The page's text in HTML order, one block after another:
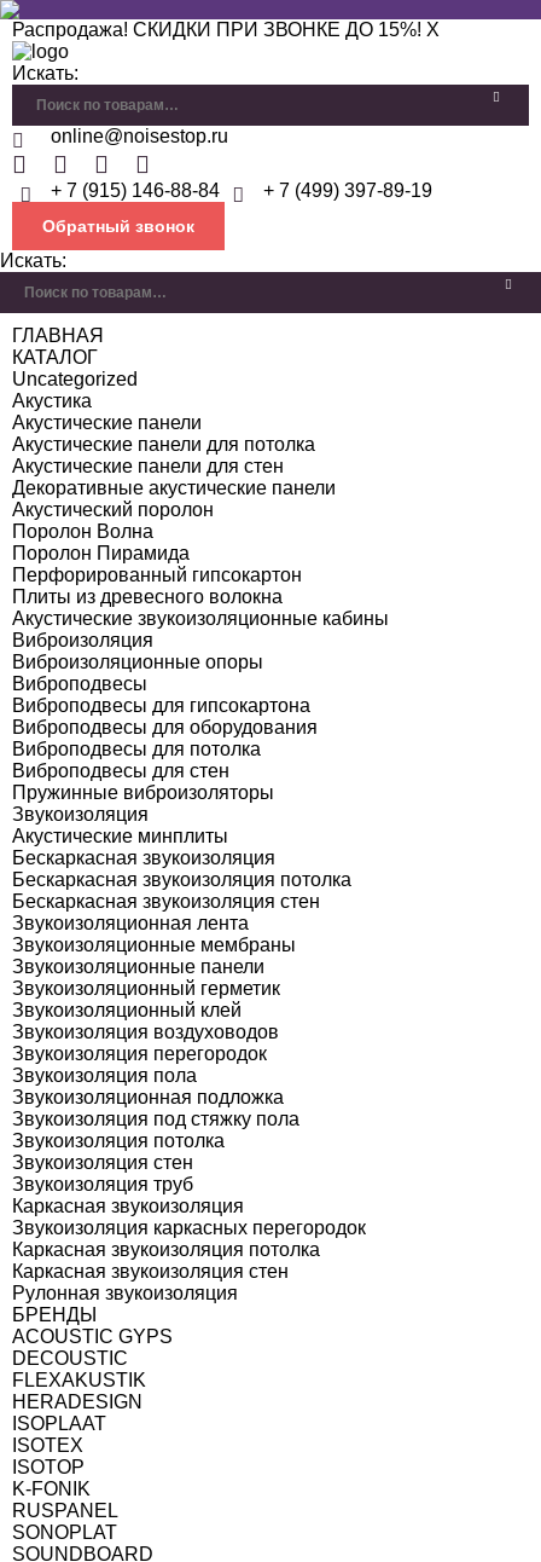
Распродажа! СКИДКИ ПРИ ЗВОНКЕ ДО 15%! X
Искать:
online@noisestop.ru
+ 7 (915) 146-88-84 + 7 (499) 397-89-19
Обратный звонок
Искать:
ГЛАВНАЯ
КАТАЛОГ
Uncategorized
Акустика
Акустические панели
Акустические панели для потолка
Акустические панели для стен
Декоративные акустические панели
Акустический поролон
Поролон Волна
Поролон Пирамида
Перфорированный гипсокартон
Плиты из древесного волокна
Акустические звукоизоляционные кабины
Виброизоляция
Виброизоляционные опоры
Виброподвесы
Виброподвесы для гипсокартона
Виброподвесы для оборудования
Виброподвесы для потолка
Виброподвесы для стен
Пружинные виброизоляторы
Звукоизоляция
Акустические минплиты
Бескаркасная звукоизоляция
Бескаркасная звукоизоляция потолка
Бескаркасная звукоизоляция стен
Звукоизоляционная лента
Звукоизоляционные мембраны
Звукоизоляционные панели
Звукоизоляционный герметик
Звукоизоляционный клей
Звукоизоляция воздуховодов
Звукоизоляция перегородок
Звукоизоляция пола
Звукоизоляционная подложка
Звукоизоляция под стяжку пола
Звукоизоляция потолка
Звукоизоляция стен
Звукоизоляция труб
Каркасная звукоизоляция
Звукоизоляция каркасных перегородок
Каркасная звукоизоляция потолка
Каркасная звукоизоляция стен
Рулонная звукоизоляция
БРЕНДЫ
ACOUSTIC GYPS
DECOUSTIC
FLEXAKUSTIK
HERADESIGN
ISOPLAAT
ISOTEX
ISOTOP
K-FONIK
RUSPANEL
SONOPLAT
SOUNDBOARD